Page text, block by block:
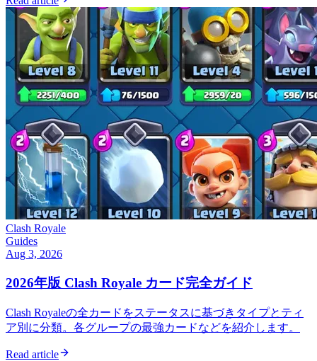
Clash Royale
Guides
Aug 3, 2026
2026年版 Clash Royale カード完全ガイド
Clash Royaleの全カードをステータスに基づきタイプとティ
ア別に分類。各グループの最強カードなどを紹介します。
Read article